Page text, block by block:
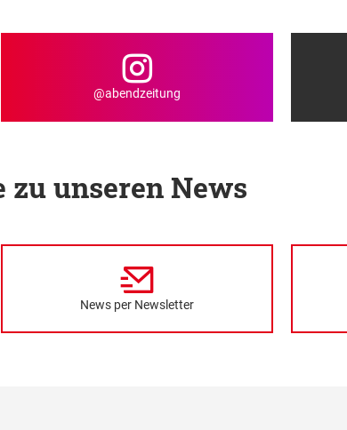
@abendzeitung
zu unseren News
News per Newsletter